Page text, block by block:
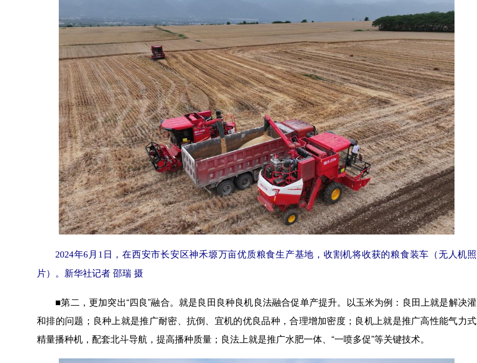
2024年6月1日，在西安市长安区神禾塬万亩优质粮食生产基地，收割机将收获的粮食装车（无人机照
片）。新华社记者 邵瑞 摄
■第二，更加突出“四良”融合。就是良田良种良机良法融合促单产提升。以玉米为例：良田上就是解决灌
和排的问题；良种上就是推广耐密、抗倒、宜机的优良品种，合理增加密度；良机上就是推广高性能气力式
精量播种机，配套北斗导航，提高播种质量；良法上就是推广水肥一体、“一喷多促”等关键技术。